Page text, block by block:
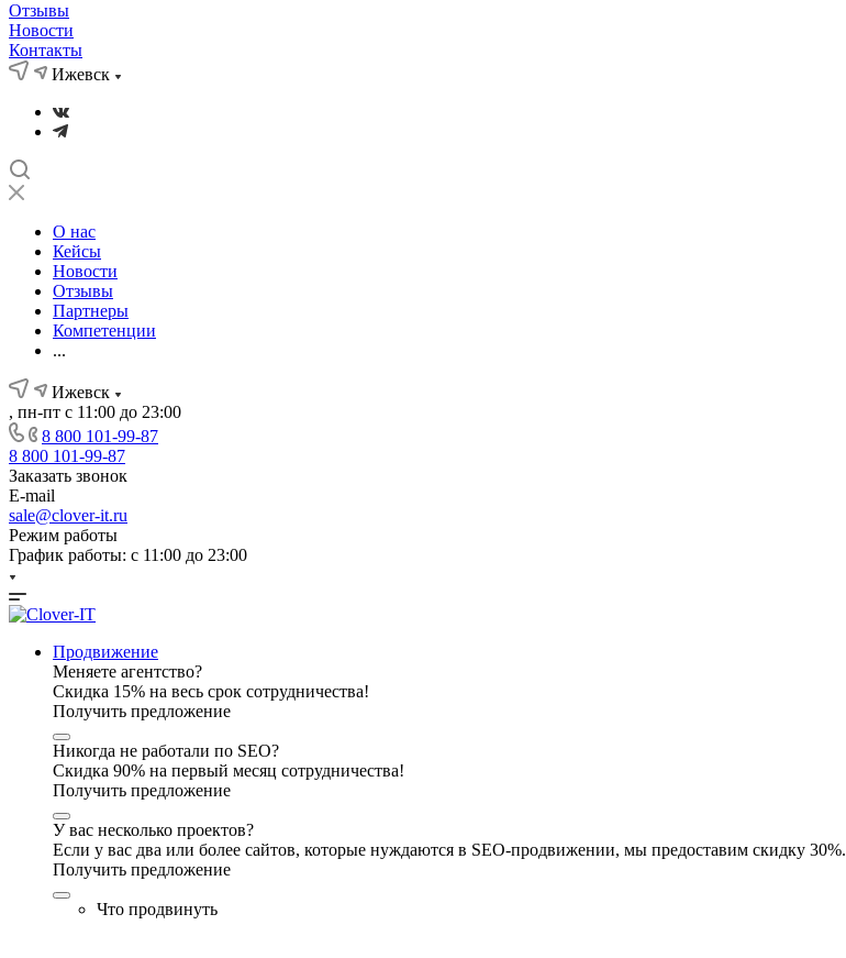
Отзывы
Новости
Контакты
Ижевск
О нас
Кейсы
Новости
Отзывы
Партнеры
Компетенции
...
Ижевск
, пн-пт с 11:00 до 23:00
8 800 101-99-87
8 800 101-99-87
Заказать звонок
E-mail
sale@clover-it.ru
Режим работы
График работы: с 11:00 до 23:00
Продвижение
Меняете агентство?
Скидка 15% на весь срок сотрудничества!
Получить предложение
Никогда не работали по SEO?
Скидка 90% на первый месяц сотрудничества!
Получить предложение
У вас несколько проектов?
Если у вас два или более сайтов, которые нуждаются в SEO-продвижении, мы предоставим скидку 30%.
Получить предложение
Что продвинуть